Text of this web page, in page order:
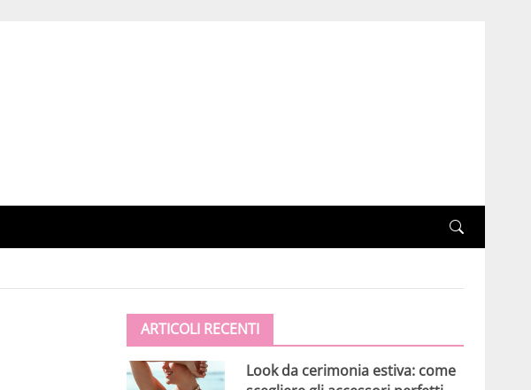
ARTICOLI RECENTI
Look da cerimonia estiva: come